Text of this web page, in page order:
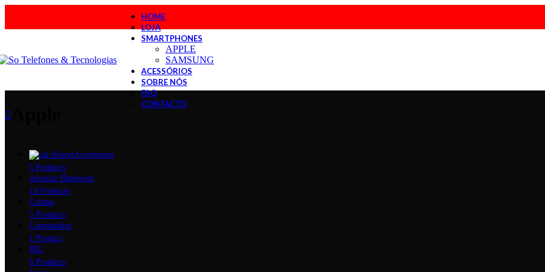
HOME
LOJA
SMARTPHONES
APPLE
SAMSUNG
ACESSÓRIOS
SOBRE NÓS
FAQ
CONTACTO
Accessories
5 Products
Aricular Bluetooth
14 Products
Coluna
5 Products
Computador
1 Product
JBL
6 Products